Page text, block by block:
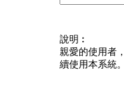
說明︰
親愛的使用者
續使用本系統